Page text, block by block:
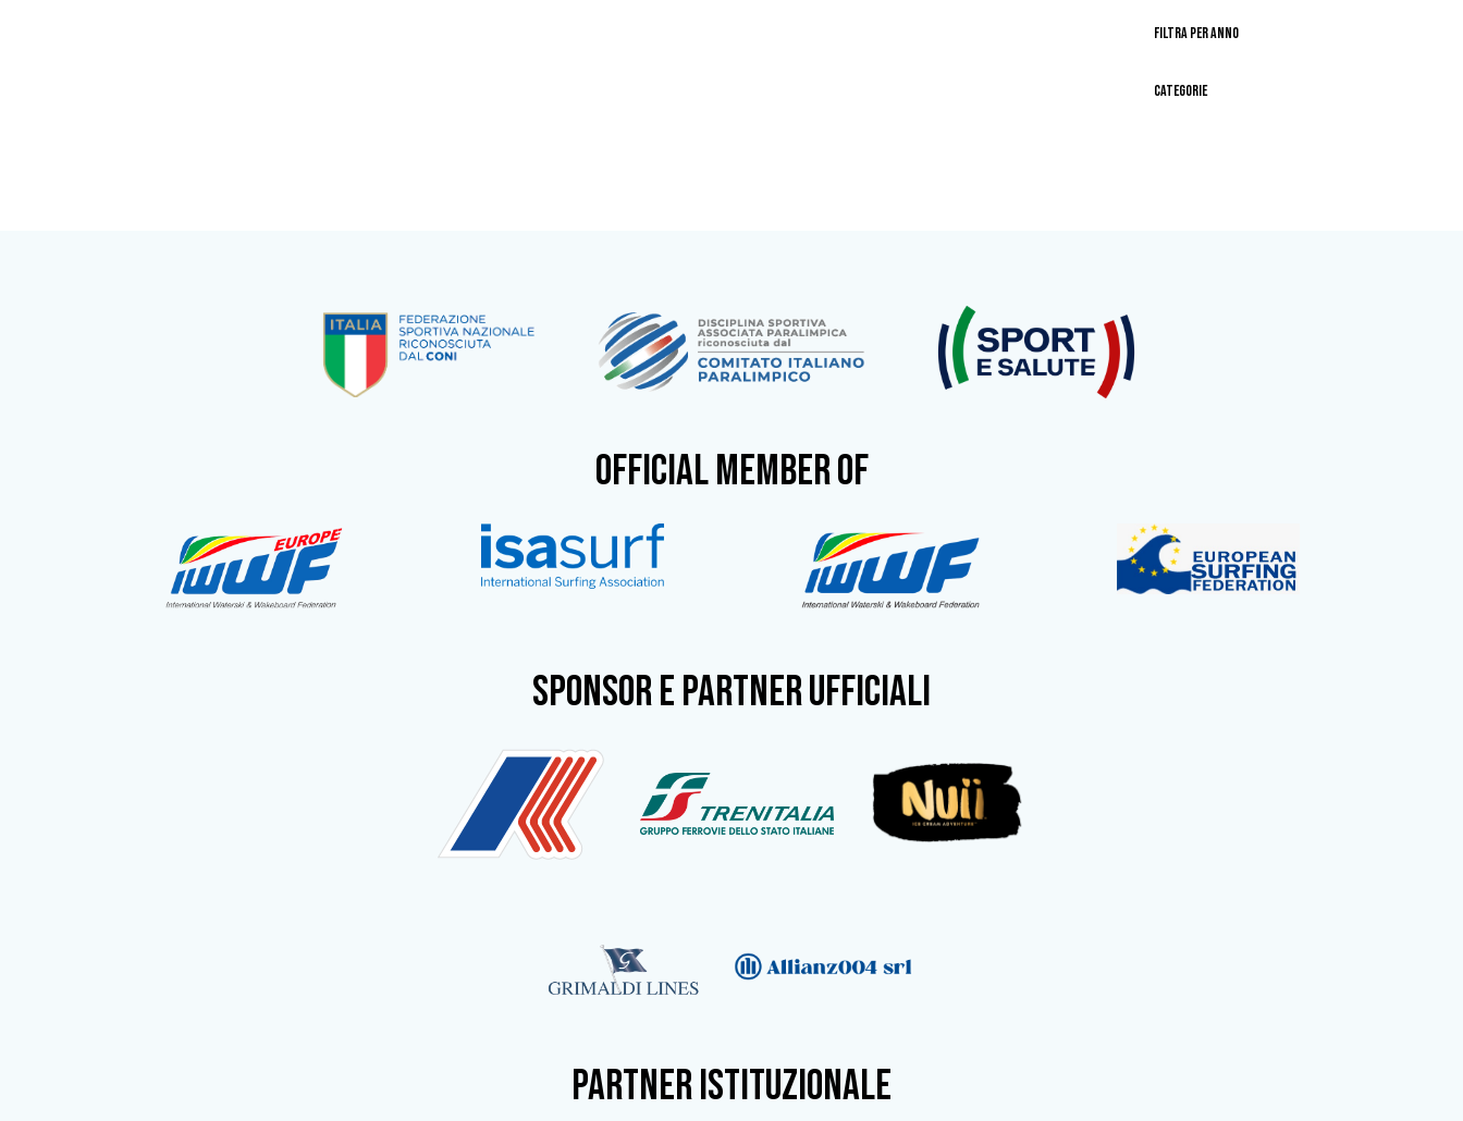
Filtra per Anno
Categorie
OFFICIAL MEMBER OF
SPONSOR e partner ufficiali
partner istituzionale